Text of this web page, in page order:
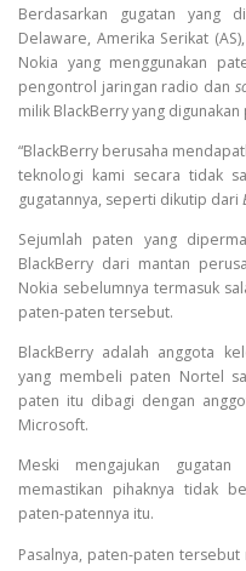
Berdasarkan gugatan yang
Delaware, Amerika Serikat
Nokia yang menggunakan
pengontrol jaringan radio dan
milik BlackBerry yang
“BlackBerry berusaha
teknologi kami secara tidak
gugatannya, seperti dikutip dari
Sejumlah paten yang
BlackBerry dari mantan
Nokia sebelumnya termasuk
paten-paten tersebut.
BlackBerry adalah anggota
yang membeli paten Nortel
paten itu dibagi dengan
Microsoft.
Meski mengajukan
memastikan pihaknya tidak
paten-patennya itu.
Pasalnya, paten-paten